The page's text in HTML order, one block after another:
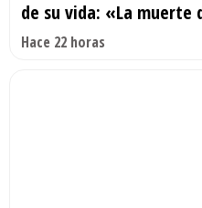
de su vida: «La muerte
Hace 22 horas